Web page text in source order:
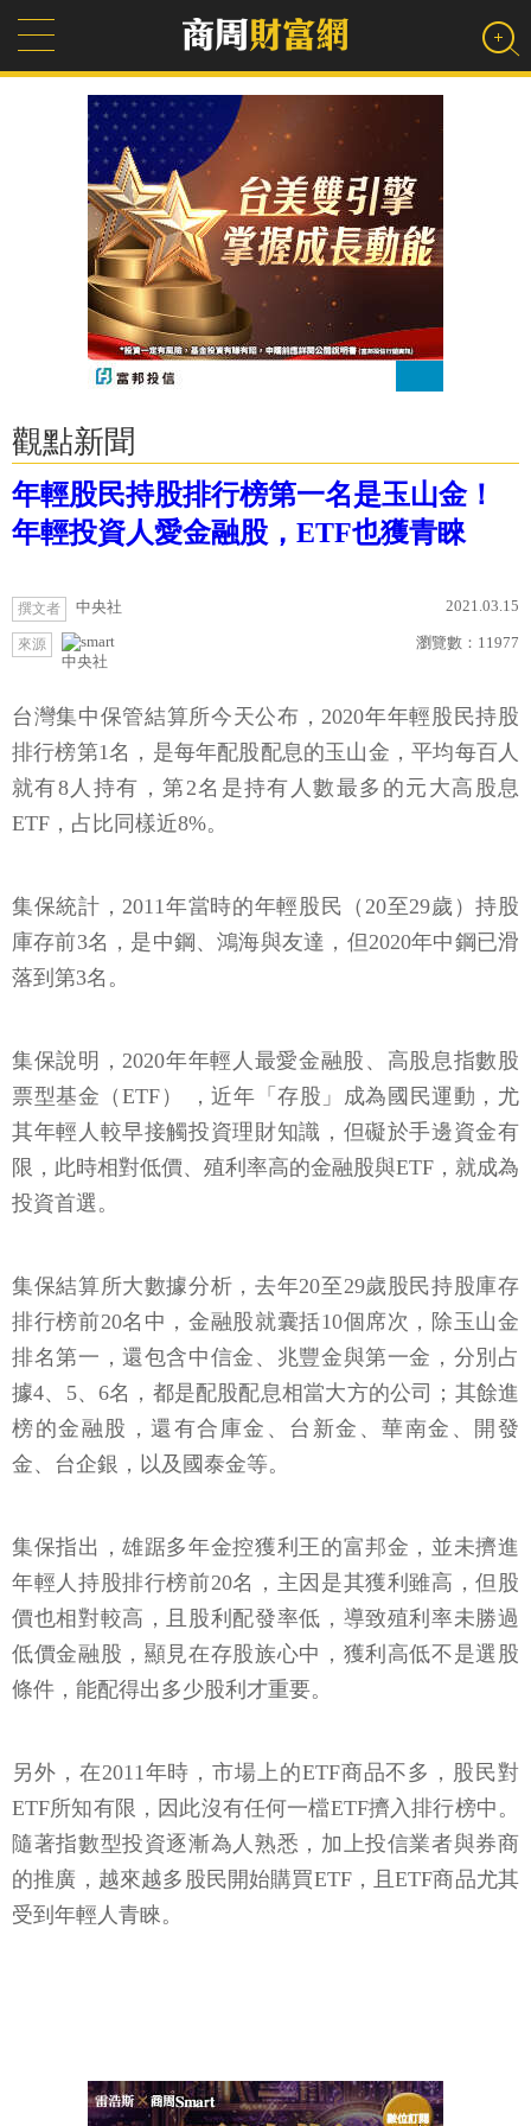
觀點新聞
年輕股民持股排行榜第一名是玉山金！
年輕投資人愛金融股，ETF也獲青睞
撰文者 中央社 2021.03.15
來源
中央社
瀏覽數： 11977
台灣集中保管結算所今天公布，2020年年輕股民持股
排行榜第1名，是每年配股配息的玉山金，平均每百人
就有8人持有，第2名是持有人數最多的元大高股息
ETF，占比同樣近8%。
集保統計，2011年當時的年輕股民（20至29歲）持股
庫存前3名，是中鋼、鴻海與友達，但2020年中鋼已滑
落到第3名。
集保說明，2020年年輕人最愛金融股、高股息指數股
票型基金（ETF） ，近年「存股」成為國民運動，尤
其年輕人較早接觸投資理財知識，但礙於手邊資金有
限，此時相對低價、殖利率高的金融股與ETF，就成為
投資首選。
集保結算所大數據分析，去年20至29歲股民持股庫存
排行榜前20名中，金融股就囊括10個席次，除玉山金
排名第一，還包含中信金、兆豐金與第一金，分別占
據4、5、6名，都是配股配息相當大方的公司；其餘進
榜的金融股，還有合庫金、台新金、華南金、開發
金、台企銀，以及國泰金等。
集保指出，雄踞多年金控獲利王的富邦金，並未擠進
年輕人持股排行榜前20名，主因是其獲利雖高，但股
價也相對較高，且股利配發率低，導致殖利率未勝過
低價金融股，顯見在存股族心中，獲利高低不是選股
條件，能配得出多少股利才重要。
另外，在2011年時，市場上的ETF商品不多，股民對
ETF所知有限，因此沒有任何一檔ETF擠入排行榜中。
隨著指數型投資逐漸為人熟悉，加上投信業者與券商
的推廣，越來越多股民開始購買ETF，且ETF商品尤其
受到年輕人青睞。